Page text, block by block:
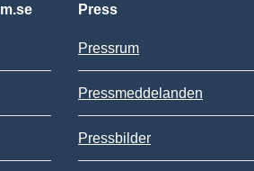
Press
Pressrum
Pressmeddelanden
Pressbilder